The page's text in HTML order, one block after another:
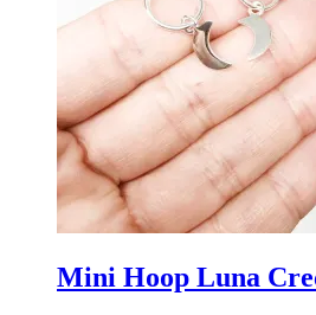
Mini Hoop Luna